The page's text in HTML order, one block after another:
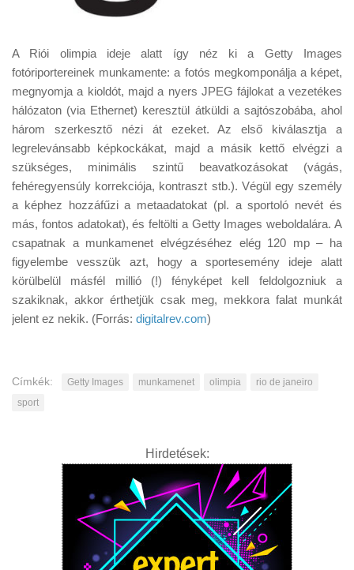
A Riói olimpia ideje alatt így néz ki a Getty Images
fotóriportereinek munkamente: a fotós megkomponálja a képet,
megnyomja a kioldót, majd a nyers JPEG fájlokat a vezetékes
hálózaton (via Ethernet) keresztül átküldi a sajtószobába, ahol
három szerkesztő nézi át ezeket. Az első kiválasztja a
legrelevánsabb képkockákat, majd a másik kettő elvégzi a
szükséges, minimális szintű beavatkozásokat (vágás,
fehéregyensúly korrekciója, kontraszt stb.). Végül egy személy
a képhez hozzáfűzi a metaadatokat (pl. a sportoló nevét és
más, fontos adatokat), és feltölti a Getty Images weboldalára. A
csapatnak a munkamenet elvégzéséhez elég 120 mp – ha
figyelembe vesszük azt, hogy a sportesemény ideje alatt
körülbelül másfél millió (!) fényképet kell feldolgozniuk a
szakiknak, akkor érthetjük csak meg, mekkora falat munkát
jelent ez nekik. (Forrás: digitalrev.com)
Címkék: Getty Images munkamenet olimpia
rio de janeiro
sport
Hirdetések: